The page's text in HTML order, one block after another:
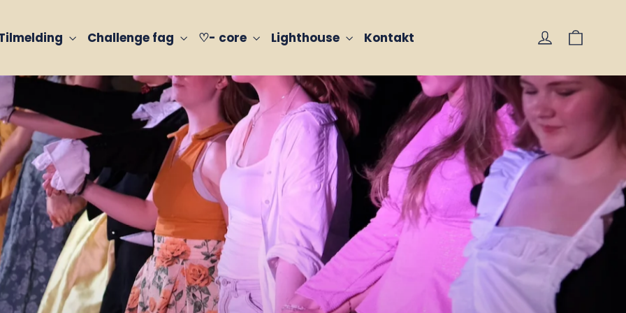
Challenge fag ♡- core Lighthouse Kontakt Log på